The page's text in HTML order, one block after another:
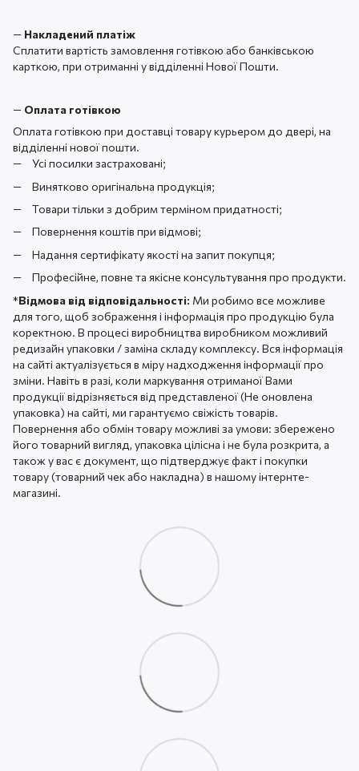
— Накладений платіж
Сплатити вартість замовлення готівкою або банківською
карткою, при отриманні у відділенні Нової Пошти.
— Оплата готівкою
Оплата готівкою при доставці товару курьером до двері, на
відділенні нової пошти.
Усі посилки застраховані;
Винятково оригінальна продукція;
Товари тільки з добрим терміном придатності;
Повернення коштів при відмові;
Надання сертифікату якості на запит покупця;
Професійне, повне та якісне консультування про продукти.
*Відмова від відповідальності: Ми робимо все можливе
для того, щоб зображення і інформація про продукцію була
коректною. В процесі виробництва виробником можливий
редизайн упаковки / заміна складу комплексу. Вся інформація
на сайті актуалізується в міру надходження інформації про
зміни. Навіть в разі, коли маркування отриманої Вами
продукції відрізняється від представленої (Не оновлена ​​
упаковка) на сайті, ми гарантуємо свіжість товарів.
Повернення або обмін товару можливі за умови: збережено
його товарний вигляд, упаковка цілісна і не була розкрита, а
також у вас є документ, що підтверджує факт і покупки
товару (товарний чек або накладна) в нашому інтернте-
магазині.